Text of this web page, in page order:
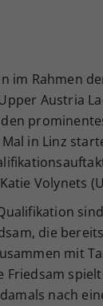
im Rahmen
Austria
in Linz
Volynets
die
mit
nach